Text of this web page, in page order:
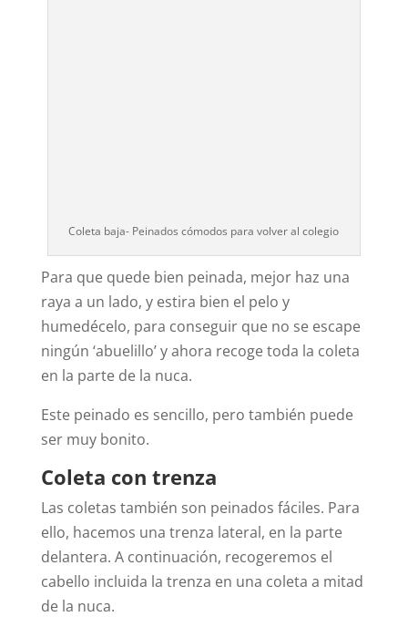
Coleta baja- Peinados cómodos para volver al colegio
Para que quede bien peinada, mejor haz una
raya a un lado, y estira bien el pelo y
humedécelo, para conseguir que no se escape
ningún ‘abuelillo’ y ahora recoge toda la coleta
en la parte de la nuca.
Este peinado es sencillo, pero también puede
ser muy bonito.
Coleta con trenza
Las coletas también son peinados fáciles. Para
ello, hacemos una trenza lateral, en la parte
delantera. A continuación, recogeremos el
cabello incluida la trenza en una coleta a mitad
de la nuca.